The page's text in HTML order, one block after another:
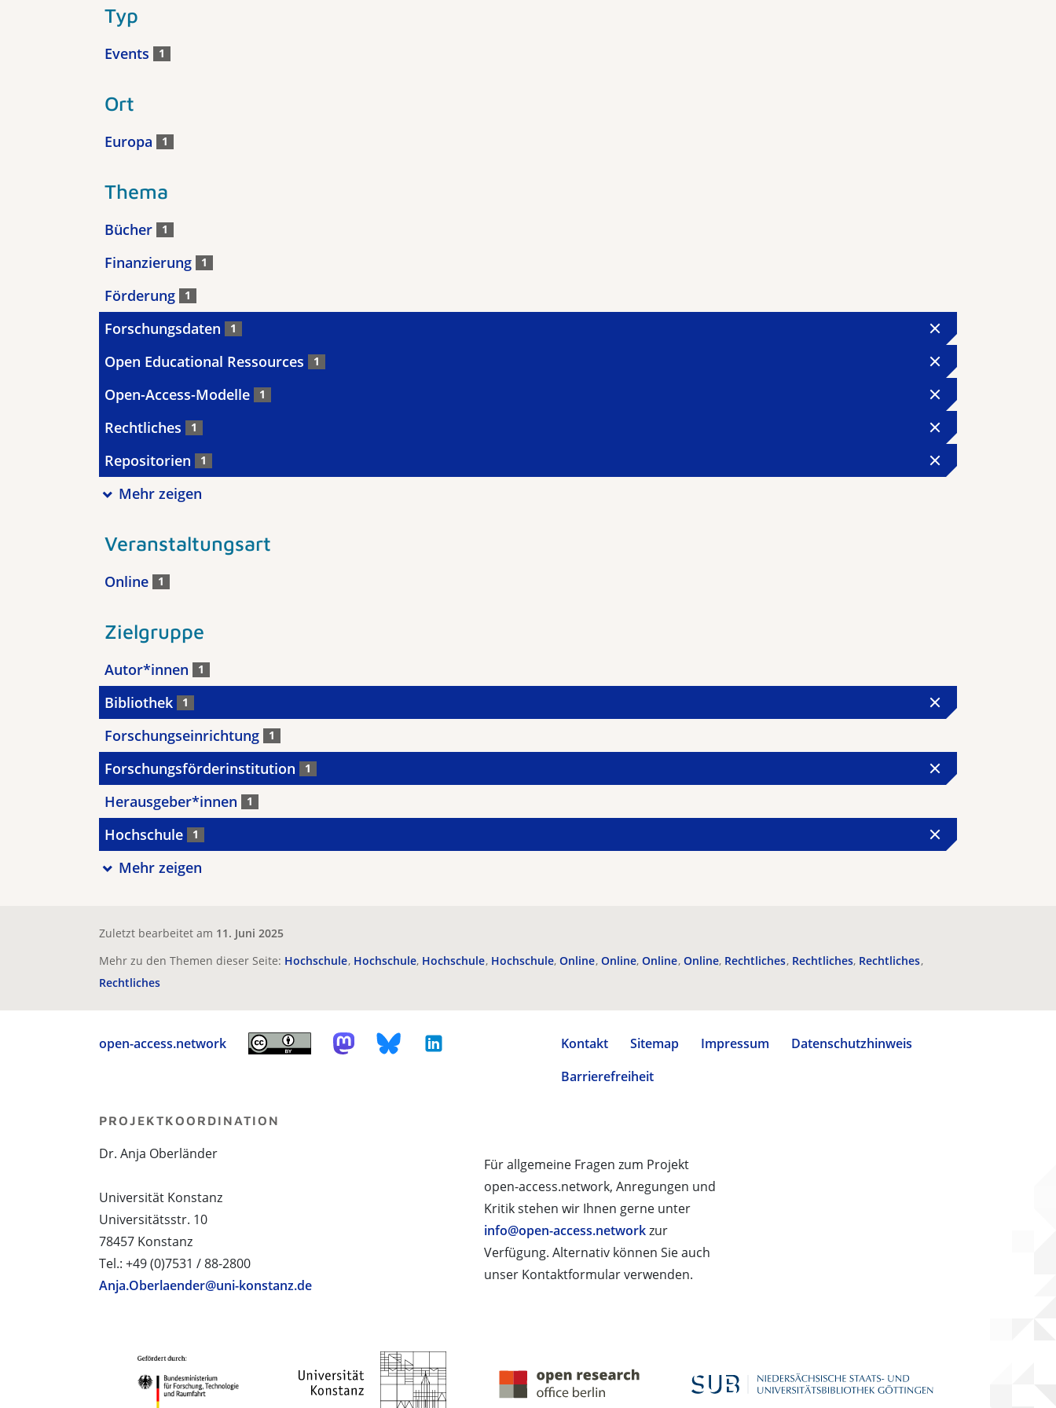
Typ
Events 1
Ort
Europa 1
Thema
Bücher 1
Finanzierung 1
Förderung 1
Forschungsdaten 1
Open Educational Ressources 1
Open-Access-Modelle 1
Rechtliches 1
Repositorien 1
Mehr zeigen
Veranstaltungsart
Online 1
Zielgruppe
Autor*innen 1
Bibliothek 1
Forschungseinrichtung 1
Forschungsförderinstitution 1
Herausgeber*innen 1
Hochschule 1
Mehr zeigen
Zuletzt bearbeitet am 11. Juni 2025
Mehr zu den Themen dieser Seite: Hochschule Hochschule Hochschule Hochschule Online Online Online Online Rechtliches Rechtliches Rechtliches
Rechtliches
open-access.network Kontakt Sitemap Impressum
Datenschutzhinweis
Barrierefreiheit
Für allgemeine Fragen zum Projekt
open-access.network, Anregungen und
Kritik stehen wir Ihnen gerne unter
info@open-access.networkzur
Verfügung. Alternativ können Sie auch
unser Kontaktformular verwenden.
PROJEKTKOORDINATION
Dr. Anja Oberländer
Universität Konstanz
Universitätsstr. 10
78457 Konstanz
Tel.: +49 (0)7531 / 88-2800
Anja.Oberlaender@uni-konstanz.de